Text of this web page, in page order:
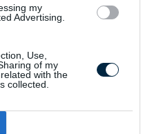
my
Advertising.
Use,
of my
with the
collected.
en pignon